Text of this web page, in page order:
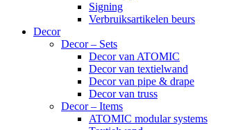
Signing
Verbruiksartikelen beurs
Decor
Decor – Sets
Decor van ATOMIC
Decor van textielwand
Decor van pipe & drape
Decor van truss
Decor – Items
ATOMIC modular systems